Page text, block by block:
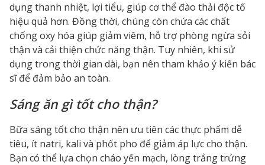
dụng thanh nhiệt, lợi tiểu, giúp cơ thể đào thải độc tố
hiệu quả hơn. Đồng thời, chúng còn chứa các chất
chống oxy hóa giúp giảm viêm, hỗ trợ phòng ngừa sỏi
thận và cải thiện chức năng thận. Tuy nhiên, khi sử
dụng trong thời gian dài, bạn nên tham khảo ý kiến bác
sĩ để đảm bảo an toàn.
Sáng ăn gì tốt cho thận?
Bữa sáng tốt cho thận nên ưu tiên các thực phẩm dễ
tiêu, ít natri, kali và phốt pho để giảm áp lực cho thận.
Bạn có thể lựa chọn cháo yến mạch, lòng trắng trứng